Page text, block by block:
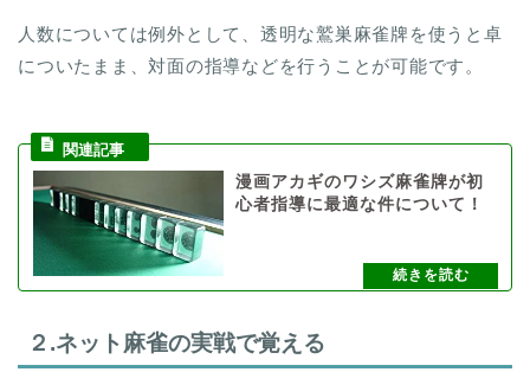
人数については例外として、透明な鷲巣麻雀牌を使うと卓
についたまま、対面の指導などを行うことが可能です。
漫画アカギのワシズ麻雀牌が初
心者指導に最適な件について！
２.ネット麻雀の実戦で覚える